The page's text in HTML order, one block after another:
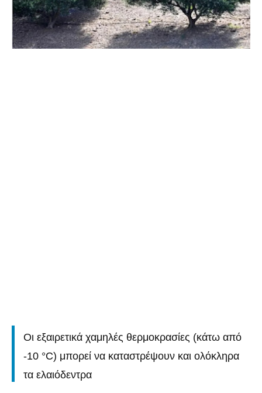
Οι εξαιρετικά χαμηλές θερμοκρασίες (κάτω από
-10 °C) μπορεί να καταστρέψουν και ολόκληρα
τα ελαιόδεντρα